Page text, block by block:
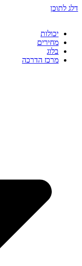
דלג לתוכן
יכולות
מחירים
בלוג
מרכז הדרכה